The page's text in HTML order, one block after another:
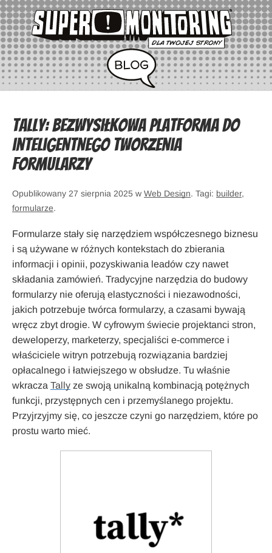
Tally: bezwysiłkowa platforma do
inteligentnego tworzenia
formularzy
Opublikowany 27 sierpnia 2025 w Web Design. Tagi: builder,
formularze.
Formularze stały się narzędziem współczesnego biznesu
i są używane w różnych kontekstach do zbierania
informacji i opinii, pozyskiwania leadów czy nawet
składania zamówień. Tradycyjne narzędzia do budowy
formularzy nie oferują elastyczności i niezawodności,
jakich potrzebuje twórca formularzy, a czasami bywają
wręcz zbyt drogie. W cyfrowym świecie projektanci stron,
deweloperzy, marketerzy, specjaliści e-commerce i
właściciele witryn potrzebują rozwiązania bardziej
opłacalnego i łatwiejszego w obsłudze. Tu właśnie
wkracza Tally ze swoją unikalną kombinacją potężnych
funkcji, przystępnych cen i przemyślanego projektu.
Przyjrzyjmy się, co jeszcze czyni go narzędziem, które po
prostu warto mieć.